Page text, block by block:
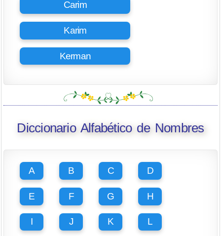
Carim
Karim
Kerman
Diccionario Alfabético de Nombres
A B C D
E F G H
I J K L